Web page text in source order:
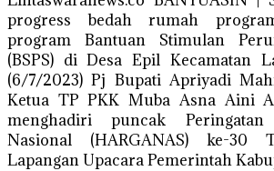
progress bedah rumah
program Bantuan Stimulan
(BSPS) di Desa Epil Kecamatan
(6/7/2023) Pj Bupati Apriyadi
Ketua TP PKK Muba Asna Aini
menghadiri puncak
Nasional (HARGANAS) ke-
Lapangan Upacara Pemerintah